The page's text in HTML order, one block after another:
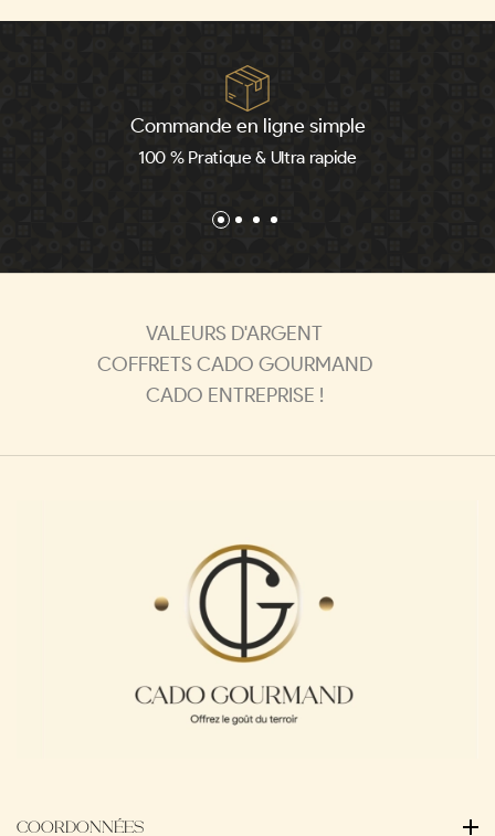
Commande en ligne simple
100 % Pratique & Ultra rapide
VALEURS D'ARGENT
COFFRETS CADO GOURMAND
CADO ENTREPRISE !
COORDONNÉES